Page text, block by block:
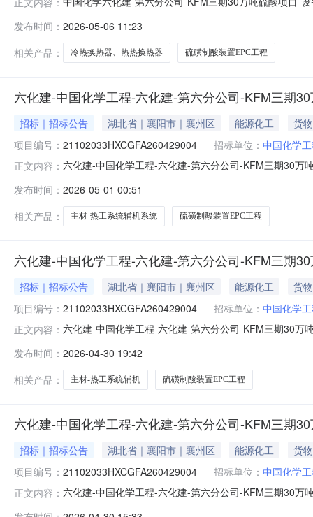
年产30万吨硫磺制酸装置EPC工程（设计采购），建设
采购条件
发布时间： 2026-05-06 11:23
相关产品：
冷热换热器、热热换热器 硫磺制酸装置EPC工程
六化建-中国化学工程-六化建-第六分公司-KFM三期
招标｜招标公告 湖北省｜襄阳市｜襄州区 能源化工
货物
项目编号： 21102033HXCGFA260429004 招标单位： 中国化学
正文内容： 六化建-中国化学工程-六化建-第六分公司-KFM三期30万
六建设有限公司KFM三期年产30万吨硫磺制酸装置EPC
辅
发布时间： 2026-05-01 00:51
相关产品：
主材-热工系统辅机系统 硫磺制酸装置EPC工程
六化建-中国化学工程-六化建-第六分公司-KFM三期
招标｜招标公告 湖北省｜襄阳市｜襄州区 能源化工
货物
项目编号： 21102033HXCGFA260429004 招标单位： 中国化学
正文内容： 六化建-中国化学工程-六化建-第六分公司-KFM三期30万
国化学工程第六建设有限公司KFM三期年产30万吨硫磺
材
发布时间： 2026-04-30 19:42
相关产品：
主材-热工系统辅机 硫磺制酸装置EPC工程
六化建-中国化学工程-六化建-第六分公司-KFM三期
招标｜招标公告 湖北省｜襄阳市｜襄州区 能源化工
货物
项目编号： 21102033HXCGFA260429004 招标单位： 中国化学
正文内容： 六化建-中国化学工程-六化建-第六分公司-KFM三期30万